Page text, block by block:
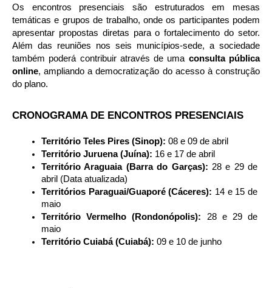
Os encontros presenciais são estruturados em mesas
temáticas e grupos de trabalho, onde os participantes podem
apresentar propostas diretas para o fortalecimento do setor.
Além das reuniões nos seis municípios-sede, a sociedade
também poderá contribuir através de uma consulta pública
online, ampliando a democratização do acesso à construção
do plano.
CRONOGRAMA DE ENCONTROS PRESENCIAIS
Território Teles Pires (Sinop): 08 e 09 de abril
Território Juruena (Juína): 16 e 17 de abril
Território Araguaia (Barra do Garças): 28 e 29 de
abril (Data atualizada)
Territórios Paraguai/Guaporé (Cáceres): 14 e 15 de
maio
Território Vermelho (Rondonópolis): 28 e 29 de
maio
Território Cuiabá (Cuiabá): 09 e 10 de junho